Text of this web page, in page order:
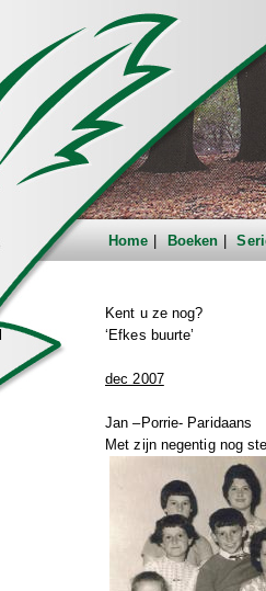
Home Boeken
Kent u ze nog?
‘Efkes buurte’
dec 2007
Jan –Porrie- Paridaans
Met zijn negentig nog